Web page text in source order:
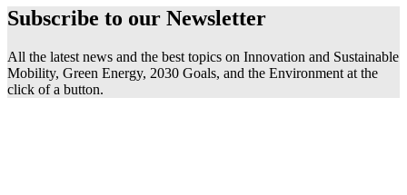
Subscribe to our Newsletter
All the latest news and the best topics on Innovation and Sustainable
Mobility, Green Energy, 2030 Goals, and the Environment at the
click of a button.